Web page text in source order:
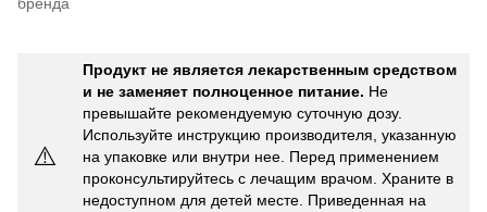
бренда
⚠️
Продукт не является лекарственным средством
и не заменяет полноценное питание. Не
превышайте рекомендуемую суточную дозу.
Используйте инструкцию производителя, указанную
на упаковке или внутри нее. Перед применением
проконсультируйтесь с лечащим врачом. Храните в
недоступном для детей месте. Приведенная на